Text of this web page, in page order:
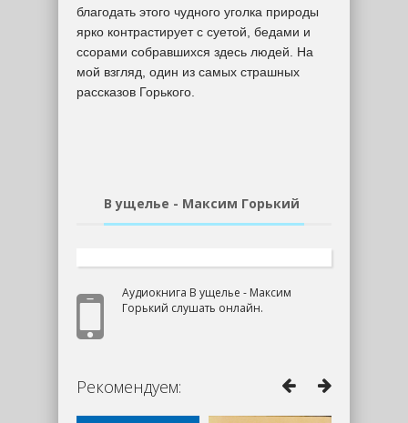
благодать этого чудного уголка природы
ярко контрастирует с суетой, бедами и
ссорами собравшихся здесь людей. На
мой взгляд, один из самых страшных
рассказов Горького.
В ущелье - Максим Горький
Аудиокнига В ущелье - Максим
Горький слушать онлайн.
Рекомендуем: